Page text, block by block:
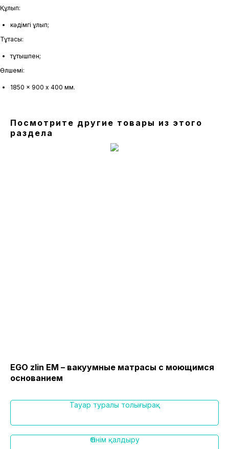
Құлып:
кәдімгі құлып;
Тұтқасы:
тұтқышпен;
Өлшемі:
1850 x 900 х 400 мм.
Посмотрите другие товары из этого
раздела
EGO zlin EM – вакуумные матрасы с моющимся
основанием
Тауар туралы толығырақ
Өтінім қалдыру